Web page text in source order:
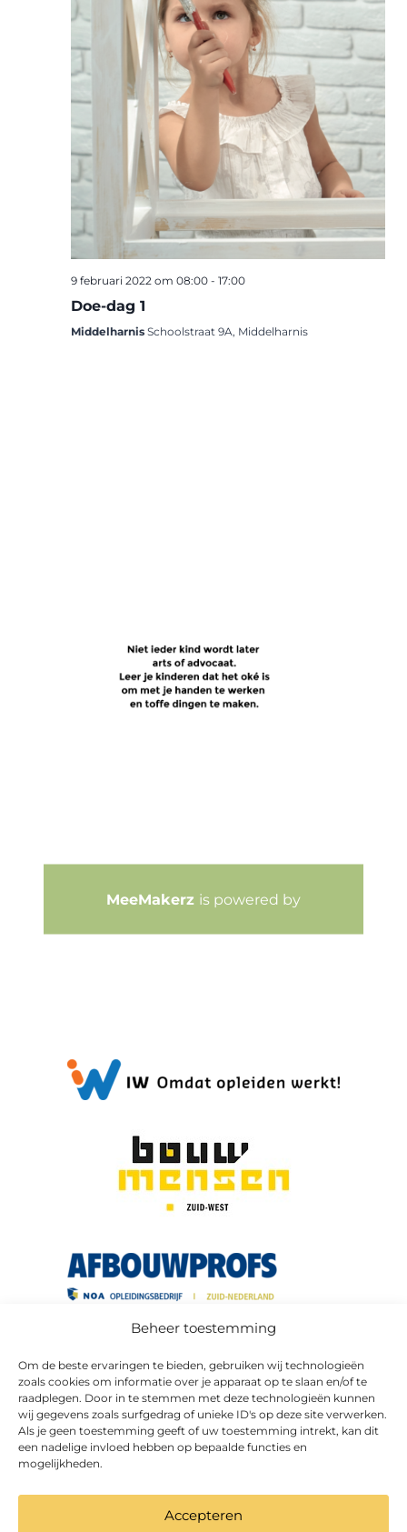
Beheer toestemming
Om de beste ervaringen te bieden, gebruiken wij technologieën
zoals cookies om informatie over je apparaat op te slaan en/of te
raadplegen. Door in te stemmen met deze technologieën kunnen
wij gegevens zoals surfgedrag of unieke ID's op deze site verwerken.
Als je geen toestemming geeft of uw toestemming intrekt, kan dit
een nadelige invloed hebben op bepaalde functies en
mogelijkheden.
Accepteren
9 februari 2022 om 08:00 - 17:00
Doe-dag 1
Middelharnis Schoolstraat 9A, Middelharnis
MeeMakerz is powered by